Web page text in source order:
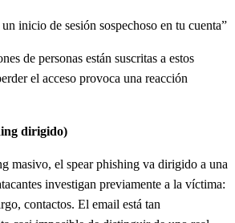
inicio de sesión sospechoso en tu cuenta”
de personas están suscritas a estos
el acceso provoca una reacción
dirigido)
masivo, el spear phishing va dirigido a una
investigan previamente a la víctima:
contactos. El email está tan